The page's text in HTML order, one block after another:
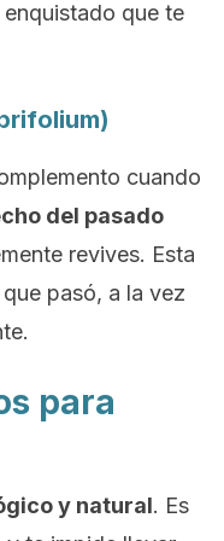
que te
cuando
del pasado
revives. Esta
pasó, a la vez
para
y natural. Es